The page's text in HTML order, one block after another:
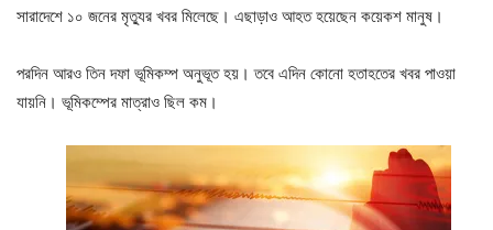
সারাদেশে ১০ জনের মৃত্যুর খবর মিলেছে। এছাড়াও আহত হয়েছেন কয়েকশ মানুষ।
পরদিন আরও তিন দফা ভূমিকম্প অনুভূত হয়। তবে এদিন কোনো হতাহতের খবর পাওয়া
যায়নি। ভূমিকম্পের মাত্রাও ছিল কম।